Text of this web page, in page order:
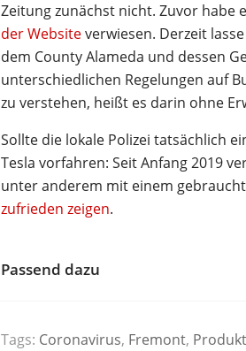
Zeitung zunächst nicht. Zuvor habe
der Websiteverwiesen. Derzeit
dem County Alameda und dessen
unterschiedlichen Regelungen auf
zu verstehen, heißt es darin ohne
Sollte die lokale Polizei tatsächlich
Tesla vorfahren: Seit Anfang 2019
unter anderem mit einem
zufrieden zeigen.
Passend dazu
Tags: Coronavirus, Fremont,